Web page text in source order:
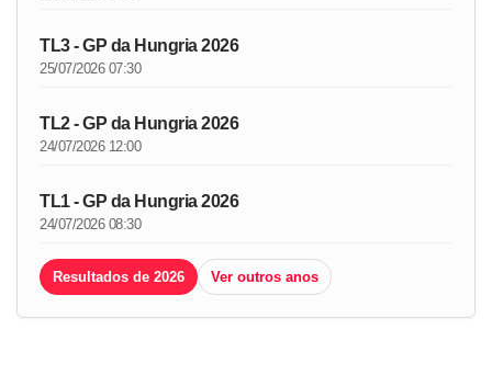
TL3 - GP da Hungria 2026
25/07/2026 07:30
TL2 - GP da Hungria 2026
24/07/2026 12:00
TL1 - GP da Hungria 2026
24/07/2026 08:30
Resultados de 2026 Ver outros anos